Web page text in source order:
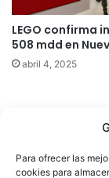
Para ofrecer las
cookies para
LEGO confirma
508 mdd en
abril 4, 2025